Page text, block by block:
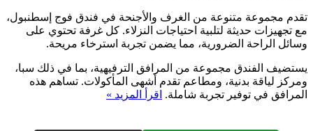
تقدم مجموعة متنوعة من الغرف والأجنحة في فندق فوج إسطنبول،
مع تجهيزات حديثة لتلبية احتياجات النزلاء. كل غرفة تحتوي على
وسائل الراحة الضرورية، مما يضمن تجربة استرخاء مريحة.
يستضيف الفندق مجموعة من المرافق الترفيهية، بما في ذلك سبا،
ومركز لياقة بدنية، ومطاعم تقدم أشهى المأكولات. تساهم هذه
المرافق في توفير تجربة شاملة. اقرأ المزيد »